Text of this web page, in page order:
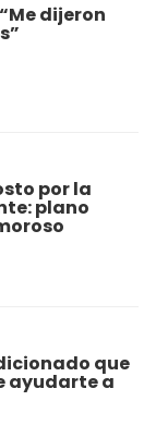
dijeron
por la
plano
que
ayudarte a